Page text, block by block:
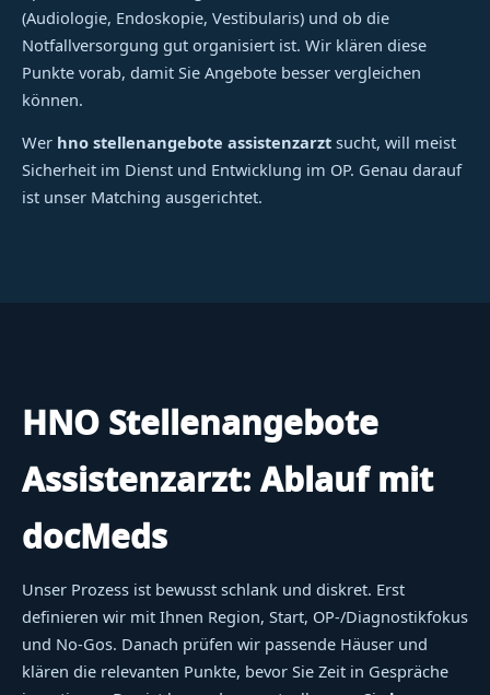
(Audiologie, Endoskopie, Vestibularis) und ob die
Notfallversorgung gut organisiert ist. Wir klären diese
Punkte vorab, damit Sie Angebote besser vergleichen
können.
Wer hno stellenangebote assistenzarzt sucht, will meist
Sicherheit im Dienst und Entwicklung im OP. Genau darauf
ist unser Matching ausgerichtet.
HNO Stellenangebote
Assistenzarzt: Ablauf mit
docMeds
Unser Prozess ist bewusst schlank und diskret. Erst
definieren wir mit Ihnen Region, Start, OP-/Diagnostikfokus
und No-Gos. Danach prüfen wir passende Häuser und
klären die relevanten Punkte, bevor Sie Zeit in Gespräche